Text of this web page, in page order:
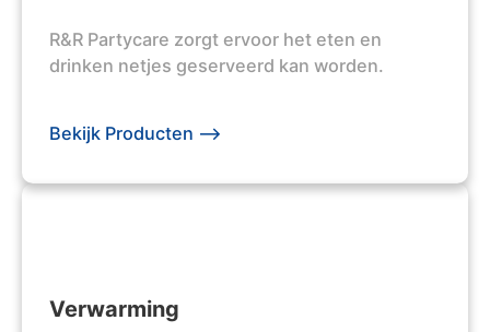
R&R Partycare zorgt ervoor het eten en
drinken netjes geserveerd kan worden.
Bekijk Producten -->
Verwarming